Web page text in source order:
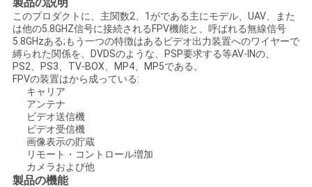
ッ
プ
製品の説明
このプロダクトに、主関数2、1がである主にモデル、UAV、また
は他の5.8GHZ信号に接続されるFPV機能と、呼ばれる無線信号
5.8GHzある;もう一つの特徴はあるビデオ出力装置へのワイヤーで
縛られた関係を、DVDSのような、PSP要求する等AV-INの、
PS2、PS3、TV-BOX、MP4、MP5である。
FPVの装置はから成っている:
キャリア
アンテナ
ビデオ送信機
ビデオ受信機
画像表示の貯蔵
リモート・コントロール増加
カメラおよび他
製品の機能